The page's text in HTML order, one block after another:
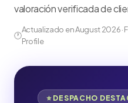
valoración verificada de
🕐
Actualizado en August 2026 ·
Profile
⭐ DESPACHO